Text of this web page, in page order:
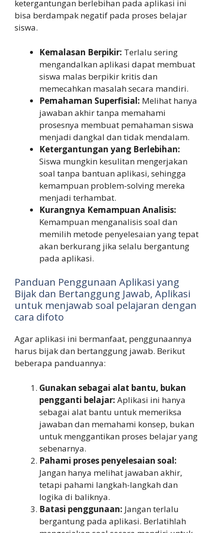
ketergantungan berlebihan pada aplikasi ini
bisa berdampak negatif pada proses belajar
siswa.
Kemalasan Berpikir: Terlalu sering
mengandalkan aplikasi dapat membuat
siswa malas berpikir kritis dan
memecahkan masalah secara mandiri.
Pemahaman Superfisial: Melihat hanya
jawaban akhir tanpa memahami
prosesnya membuat pemahaman siswa
menjadi dangkal dan tidak mendalam.
Ketergantungan yang Berlebihan:
Siswa mungkin kesulitan mengerjakan
soal tanpa bantuan aplikasi, sehingga
kemampuan problem-solving mereka
menjadi terhambat.
Kurangnya Kemampuan Analisis:
Kemampuan menganalisis soal dan
memilih metode penyelesaian yang tepat
akan berkurang jika selalu bergantung
pada aplikasi.
Panduan Penggunaan Aplikasi yang
Bijak dan Bertanggung Jawab, Aplikasi
untuk menjawab soal pelajaran dengan
cara difoto
Agar aplikasi ini bermanfaat, penggunaannya
harus bijak dan bertanggung jawab. Berikut
beberapa panduannya:
Gunakan sebagai alat bantu, bukan
pengganti belajar: Aplikasi ini hanya
sebagai alat bantu untuk memeriksa
jawaban dan memahami konsep, bukan
untuk menggantikan proses belajar yang
sebenarnya.
Pahami proses penyelesaian soal:
Jangan hanya melihat jawaban akhir,
tetapi pahami langkah-langkah dan
logika di baliknya.
Batasi penggunaan: Jangan terlalu
bergantung pada aplikasi. Berlatihlah